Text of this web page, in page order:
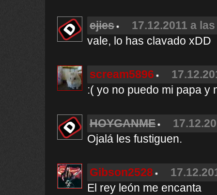
ejies
17.12.2011 a
vale, lo has clavado xDD
scream5896
:( yo no puedo mi papa y
HOYGANME
Ojalá les fustiguen.
Gibson2528
El rey león me encanta